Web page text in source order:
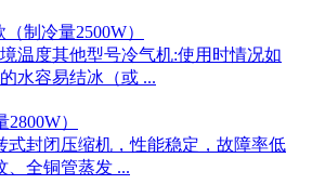
制冷量2500W）
温度其他型号冷气机:使用时情况如
水容易结冰（或 ...
）
式封闭压缩机，性能稳定，故障率低
、全铜管蒸发 ...